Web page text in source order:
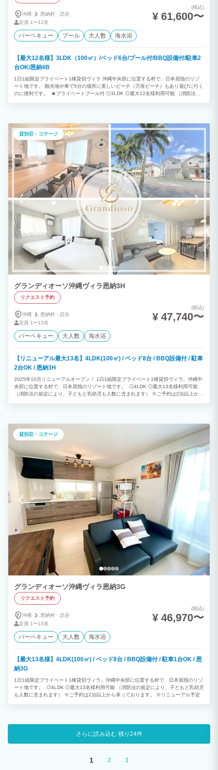
沖縄 恩納村・ 読谷
定員 1〜12名
(税込)
¥ 61,600〜
バーベキュー プール 大人数 海水浴
【最大12名様】3LDK（100㎡）/ベッド6台/プール付/BBQ設備付/駐車2
台OK/恩納4B
1日1組限定プライベート1棟貸切ヴィラ 沖縄中央部に位置する村で、日本屈指のリゾ
ート地です。 観光地や車で5分の場所に美しいビーチ（万座ビーチ）もあり遊びに行く
のに便利です。 ★プライベートプール付 ◎3LDK ◎最大12名様利用可能 （消防法の
貸別荘・コテージ
グランディオーソ沖縄ヴィラ恩納3H
リクエスト予約
沖縄 恩納村・ 読谷
定員 1〜13名
(税込)
¥ 47,740〜
バーベキュー 大人数 海水浴
【リニューアル最大13名】4LDK(100㎡) / ベッド8台 / BBQ設備付 / 駐車
2台OK / 恩納3H
2025年10月リニューアルオープン！ 1日1組限定プライベート1棟貸切ヴィラ。沖縄中
央部に位置する村で、日本屈指のリゾート地です。 ◎4LDK ◎最大13名様利用可能
（消防法の規定により、子どもと乳幼児も人数に含まれます） ※ご予約は2泊以上から
貸別荘・コテージ
グランディオーソ沖縄ヴィラ恩納3G
リクエスト予約
沖縄 恩納村・ 読谷
定員 1〜13名
(税込)
¥ 46,970〜
バーベキュー 大人数 海水浴
【最大13名様】4LDK(100㎡) / ベッド8台 / BBQ設備付 / 駐車1台OK / 恩
納3G
1日1組限定プライベート1棟貸切ヴィラ。沖縄中央部に位置する村で、日本屈指のリゾ
ート地です。 ◎4LDK ◎最大13名様利用可能 （消防法の規定により、子どもと乳幼児
も人数に含まれます） ※ご予約は2泊以上から承っております。 ※リニューアル予定
さらに読み込む残り24件
1 2 3